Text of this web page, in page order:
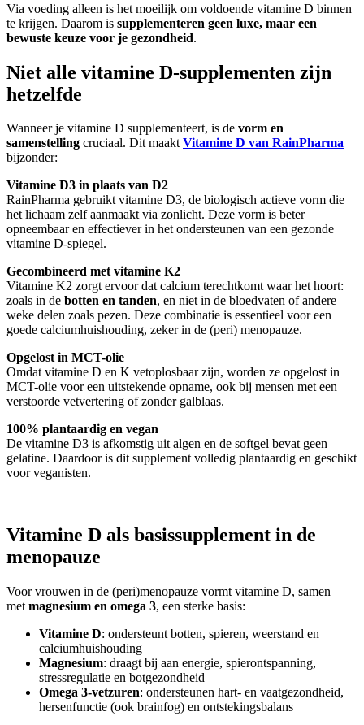
Via voeding alleen is het moeilijk om voldoende vitamine D binnen
te krijgen. Daarom is supplementeren geen luxe, maar een
bewuste keuze voor je gezondheid.
Niet alle vitamine D-supplementen zijn
hetzelfde
Wanneer je vitamine D supplementeert, is de vorm en
samenstelling cruciaal. Dit maaktVitamine D van RainPharma
bijzonder:
Vitamine D3 in plaats van D2
RainPharma gebruikt vitamine D3, de biologisch actieve vorm die
het lichaam zelf aanmaakt via zonlicht. Deze vorm is beter
opneembaar en effectiever in het ondersteunen van een gezonde
vitamine D-spiegel.
Gecombineerd met vitamine K2
Vitamine K2 zorgt ervoor dat calcium terechtkomt waar het hoort:
zoals in de botten en tanden, en niet in de bloedvaten of andere
weke delen zoals pezen. Deze combinatie is essentieel voor een
goede calciumhuishouding, zeker in de (peri) menopauze.
Opgelost in MCT-olie
Omdat vitamine D en K vetoplosbaar zijn, worden ze opgelost in
MCT-olie voor een uitstekende opname, ook bij mensen met een
verstoorde vetvertering of zonder galblaas.
100% plantaardig en vegan
De vitamine D3 is afkomstig uit algen en de softgel bevat geen
gelatine. Daardoor is dit supplement volledig plantaardig en geschikt
voor veganisten.
Vitamine D als basissupplement in de
menopauze
Voor vrouwen in de (peri)menopauze vormt vitamine D, samen
met magnesium en omega 3, een sterke basis:
Vitamine D: ondersteunt botten, spieren, weerstand en
calciumhuishouding
Magnesium: draagt bij aan energie, spierontspanning,
stressregulatie en botgezondheid
Omega 3-vetzuren: ondersteunen hart- en vaatgezondheid,
hersenfunctie (ook brainfog) en ontstekingsbalans